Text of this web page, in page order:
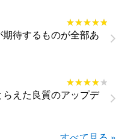
★★★★★
★★★★★
待するものが全部あ
★★★★★
★★★★★
えた良質のアップデ